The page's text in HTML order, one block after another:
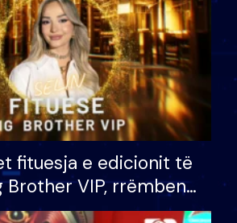
fituesja e edicionit të
Brother VIP, rrëmben
prej 100 mijë eurosh